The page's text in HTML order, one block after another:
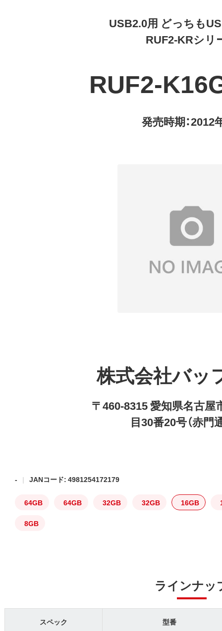
USB2.0用 どっちも
RUF2-KRシリ
RUF2-
発売時期：2012
株式会社バッ
〒460-8315 愛知県名古屋
目30番20号（赤門
- JANコード: 4981254172179
64GB 64GB 32GB 32GB 16GB
8GB
ラインナッ
スペック 型番